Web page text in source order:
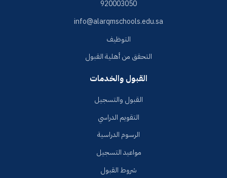
920003050
info@alarqmschools.edu.sa
التوظيف
التحقق من أهلية القبول
القبول والخدمات
القبول والتسجيل
التقويم الدراسي
الرسوم الدراسية
مواعيد التسجيل
شروط القبول